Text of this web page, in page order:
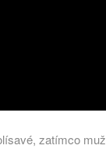
zatímco